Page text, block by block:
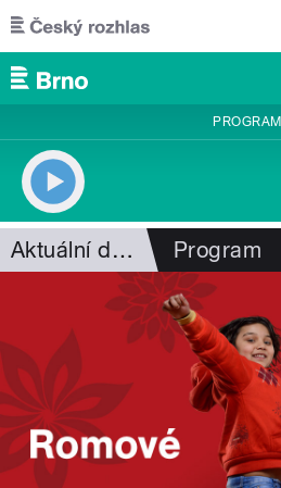
Přejít k hlavnímu obsahu
PROGRAM
Aktuální dění Program